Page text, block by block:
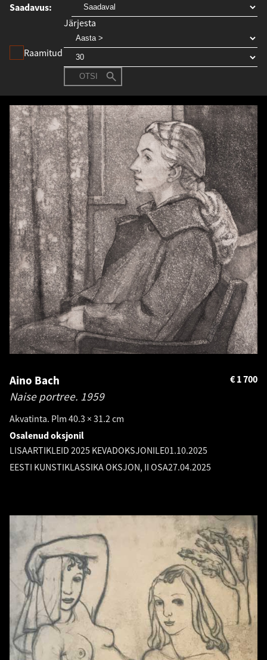
Saadavus
Raamitud
Järjesta
OTSI
Aino Bach
Naise portree. 1959
Akvatinta. Plm 40.3 × 31.2 cm
1 700
€
Osalenud oksjonil
LISAARTIKLEID 2025 KEVADOKSJONILE01.10.2025
EESTI KUNSTIKLASSIKA OKSJON, II OSA27.04.2025